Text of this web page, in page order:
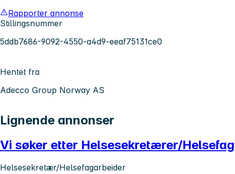
Rapporter annonse
Stillingsnummer
5ddb7686-9092-4550-a4d9-eeaf75131ce0
Hentet fra
Adecco Group Norway AS
Lignende annonser
Vi søker etter Helsesekretærer/
Helsesekretær/Helsefagarbeider